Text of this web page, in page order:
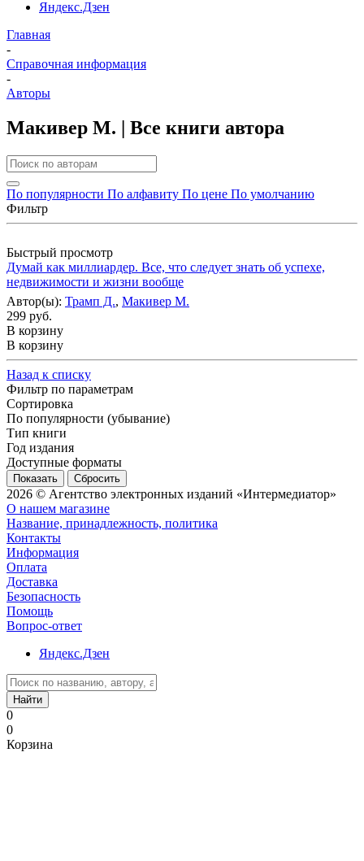
Яндекс.Дзен
Главная
-
Справочная информация
-
Авторы
Макивер М. | Все книги автора
По популярности По алфавиту По цене По умолчанию
Фильтр
Быстрый просмотр
Думай как миллиардер. Все, что следует знать об успехе,
недвижимости и жизни вообще
Автор(ы): Трамп Д., Макивер М.
299 руб.
В корзину
В корзину
Назад к списку
Фильтр по параметрам
Сортировка
По популярности (убывание)
Тип книги
Год издания
Доступные форматы
Сбросить
2026 © Агентство электронных изданий «Интермедиатор»
О нашем магазине
Название, принадлежность, политика
Контакты
Информация
Оплата
Доставка
Безопасность
Помощь
Вопрос-ответ
Яндекс.Дзен
Найти
0
0
Корзина